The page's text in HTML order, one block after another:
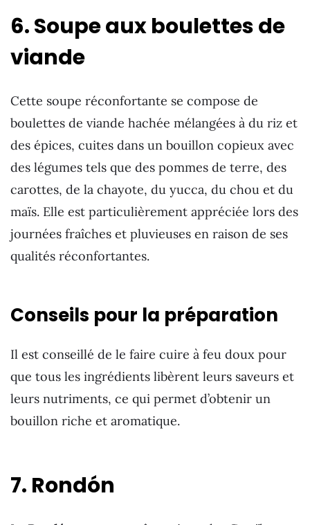
6. Soupe aux boulettes de
viande
Cette soupe réconfortante se compose de
boulettes de viande hachée mélangées à du riz et
des épices, cuites dans un bouillon copieux avec
des légumes tels que des pommes de terre, des
carottes, de la chayote, du yucca, du chou et du
maïs. Elle est particulièrement appréciée lors des
journées fraîches et pluvieuses en raison de ses
qualités réconfortantes.
Conseils pour la préparation
Il est conseillé de le faire cuire à feu doux pour
que tous les ingrédients libèrent leurs saveurs et
leurs nutriments, ce qui permet d’obtenir un
bouillon riche et aromatique.
7. Rondón